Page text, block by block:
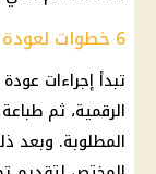
6 خطوات لعودة بطاقة التموين بعد الحذف
تبدأ إجراءات
الرقمية، ثم
المطلوبة. وبعد